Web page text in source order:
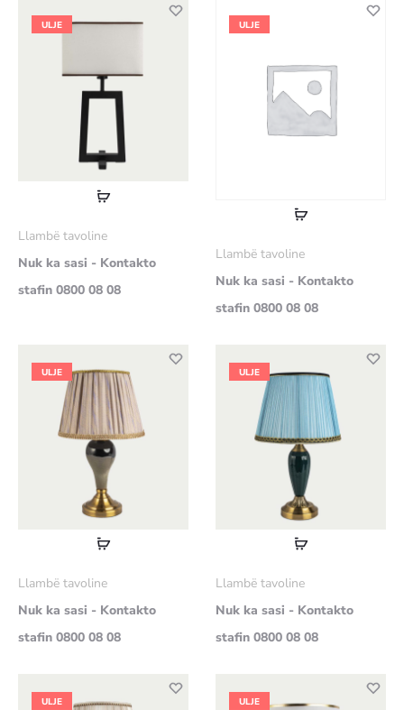
ULJE
Lexoni
Llambë tavoline
Nuk ka sasi - Kontakto
stafin 0800 08 08
ULJE
Lexoni
Llambë tavoline
Nuk ka sasi - Kontakto
stafin 0800 08 08
ULJE
Lexoni
Llambë tavoline
Nuk ka sasi - Kontakto
stafin 0800 08 08
ULJE
Lexoni
Llambë tavoline
Nuk ka sasi - Kontakto
stafin 0800 08 08
ULJE ULJE